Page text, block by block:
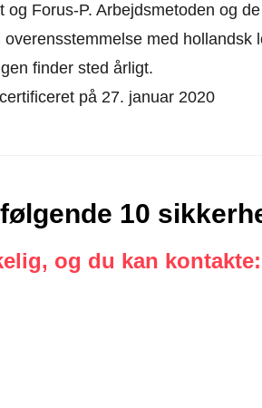
Forus-P. Arbejdsmetoden og
med hollandsk
finder sted årligt.
på 27. januar 2020
10
og du kan kontakte: